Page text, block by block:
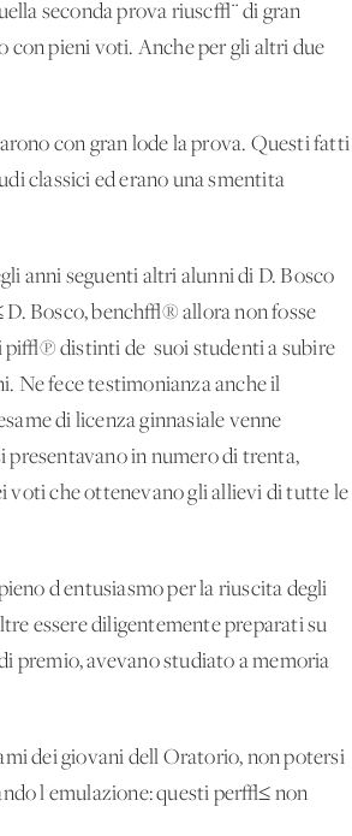
seconda prova riusc√¨ di gran
pieni voti. Anche per gli altri due
con gran lode la prova. Questi fatti
classici ed erano una smentita
anni seguenti altri alunni di D. Bosco
Bosco, bench√® allora non fosse
pi√π distinti de' suoi studenti a subire
Ne fece testimonianza anche il
di licenza ginnasiale venne
presentavano in numero di trenta,
voti che ottenevano gli allievi di tutte le
d'entusiasmo per la riuscita degli
essere diligentemente preparati su
premio, avevano studiato a memoria
dei giovani dell'Oratorio, non potersi
l'emulazione: questi per√≤ non